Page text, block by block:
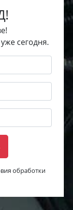
сегодня.
обработки